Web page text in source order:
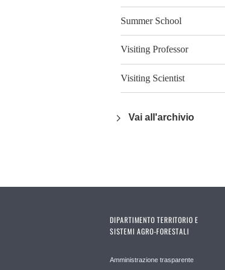
Summer School
Visiting Professor
Visiting Scientist
Vai all'archivio
DIPARTIMENTO TERRITORIO E
SISTEMI AGRO-FORESTALI
Amministrazione trasparente